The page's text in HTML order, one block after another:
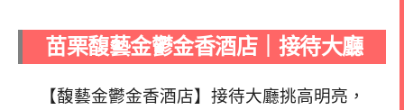
苗栗馥藝金鬱金香酒店｜接待大廳
【馥藝金鬱金香酒店】接待大廳挑高明亮，